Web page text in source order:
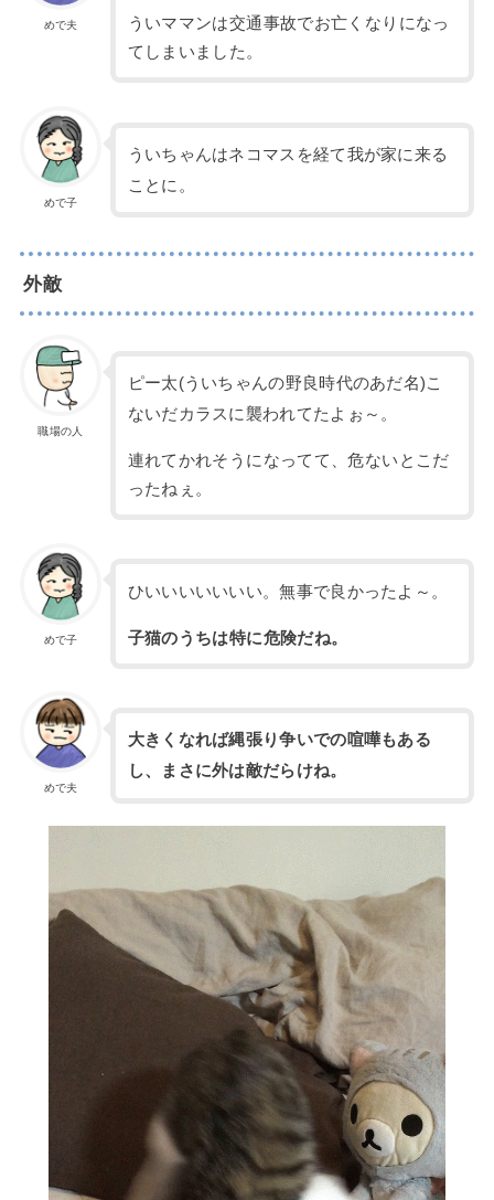
めで夫
ういママンは交通事故でお亡くなりになっ
てしまいました。
めで子
ういちゃんはネコマスを経て我が家に来る
ことに。
外敵
職場の人
ピー太(ういちゃんの野良時代のあだ名)こ
ないだカラスに襲われてたよぉ～。
連れてかれそうになってて、危ないとこだ
ったねぇ。
めで子
ひいいいいいいい。無事で良かったよ～。
子猫のうちは特に危険だね。
めで夫
大きくなれば縄張り争いでの喧嘩もある
し、まさに外は敵だらけね。